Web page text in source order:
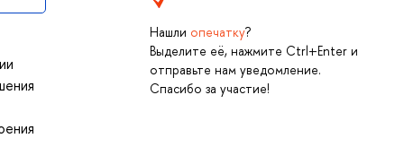
Нашли опечатку?
Выделите её, нажмите Ctrl+Enter и
отправьте нам уведомление.
Спасибо за участие!